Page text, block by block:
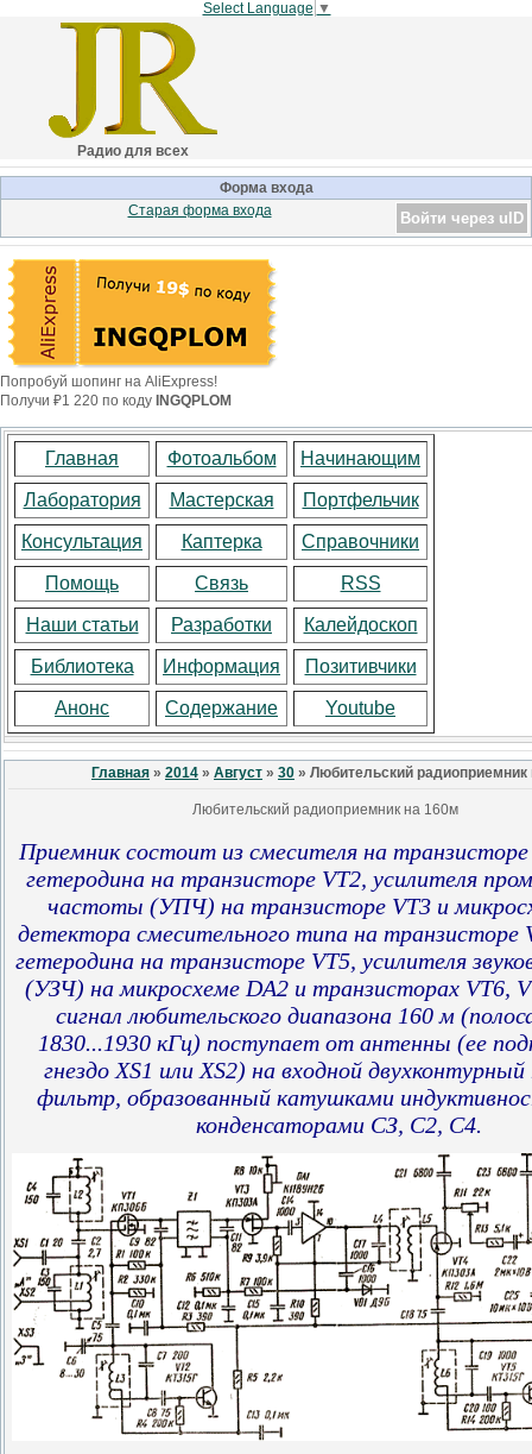
Select Language ▼
Радио для всех
Форма входа
Войти через uID
Старая форма входа
Попробуй шопинг на AliExpress!
Получи ₽1 220 по коду INGQPLOM
Главная Фотоальбом Начинающим
Лаборатория Мастерская Портфельчик
Консультация Каптерка Справочники
Помощь Связь RSS
Наши статьи Разработки Калейдоскоп
Библиотека Информация Позитивчики
Анонс Содержание Youtube
Главная » 2014 » Август » 30 » Любительский радиоприемник
Любительский радиоприемник на 160м
Приемник состоит из смесителя на транзисторе
гетеродина на транзисторе VT2, усилителя
частоты (УПЧ) на транзисторе VT3 и
детектора смесительного типа на транзисторе
гетеродина на транзисторе VT5, усилителя
(УЗЧ) на микросхеме DA2 и транзисторах VT6,
сигнал любительского диапазона 160 м
1830...1930 кГц) поступает от антенны (ее
гнездо XS1 или XS2) на входной двухконтурный
фильтр, образованный катушками
конденсаторами СЗ, С2, С4.